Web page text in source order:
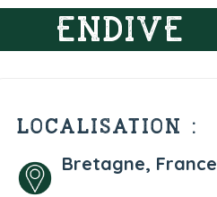
ENDIVE
LOCALISATION :
Bretagne, France